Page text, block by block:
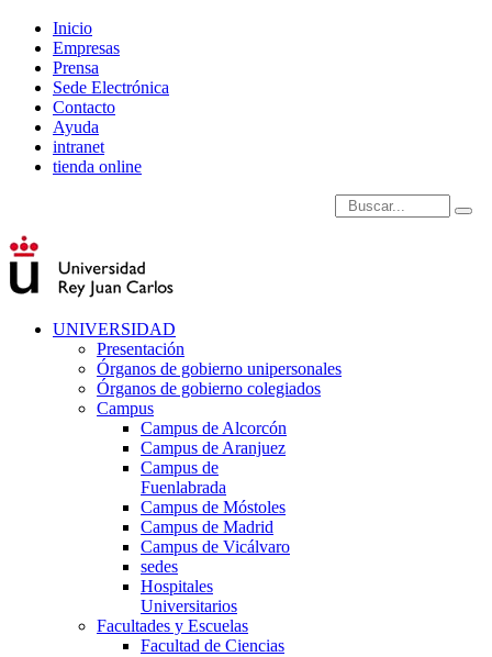
Inicio
Empresas
Prensa
Sede Electrónica
Contacto
Ayuda
intranet
tienda online
Introduce términos de
UNIVERSIDAD
Presentación
Órganos de gobierno unipersonales
Órganos de gobierno colegiados
Campus
Campus de Alcorcón
Campus de Aranjuez
Campus de
Fuenlabrada
Campus de Móstoles
Campus de Madrid
Campus de Vicálvaro
sedes
Hospitales
Universitarios
Facultades y Escuelas
Facultad de Ciencias